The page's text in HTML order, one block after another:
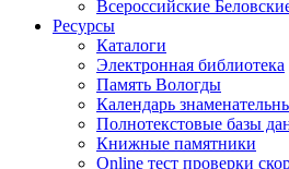
Всероссийские
Ресурсы
Каталоги
Электронная библиотека
Память Вологды
Календарь
Полнотекстовые базы
Книжные памятники
Online тест проверки